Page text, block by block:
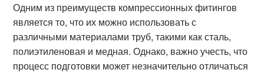
Одним из преимуществ компрессионных фитингов
является то, что их можно использовать с
различными материалами труб, такими как сталь,
полиэтиленовая и медная. Однако, важно учесть, что
процесс подготовки может незначительно отличаться